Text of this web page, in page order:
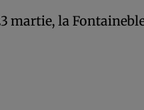
martie, la